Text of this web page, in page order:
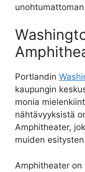
Portlandin
kaupungin
monia
nähtävyyksistä
Amphitheater,
muiden
Amphitheater on